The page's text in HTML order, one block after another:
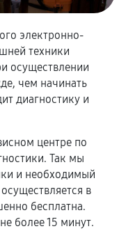
электронно-
техники
осуществлении
чем начинать
диагностику и
центре по
Так мы
и необходимый
в
бесплатна.
более 15 минут.